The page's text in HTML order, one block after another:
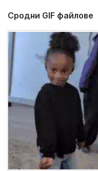
Сродни GIF файлове